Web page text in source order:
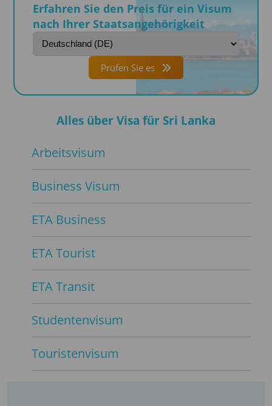
Erfahren Sie den Preis für ein Visum
nach Ihrer Staatsangehörigkeit
Prüfen Sie es
Alles über Visa für Sri Lanka
Arbeitsvisum
Business Visum
ETA Business
ETA Tourist
ETA Transit
Studentenvisum
Touristenvisum